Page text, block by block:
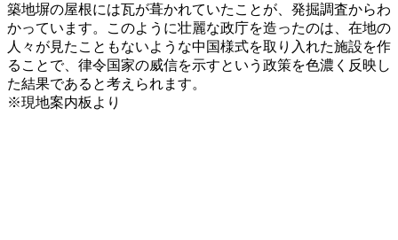
築地塀の屋根には瓦が葺かれていたことが、発掘調査からわ
かっています。このように壮麗な政庁を造ったのは、在地の
人々が見たこともないような中国様式を取り入れた施設を作
ることで、律令国家の威信を示すという政策を色濃く反映し
た結果であると考えられます。
※現地案内板より